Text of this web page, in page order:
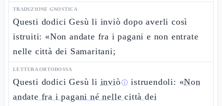
TRADUZIONE GNOSTICA
Questi dodici Gesù li inviò dopo averli così
istruiti: «Non andate fra i pagani e non entrate
nelle città dei Samaritani;
LETTURA ORTODOSSA
Questi dodici Gesù li inviòⓘ istruendoli: «Non
andate fra i pagani né nelle città dei